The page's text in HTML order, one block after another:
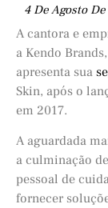
4 De Agosto
A cantora e
a Kendo
apresenta sua
Skin, após o
em 2017.
A aguardada
a culminação
pessoal de
fornecer